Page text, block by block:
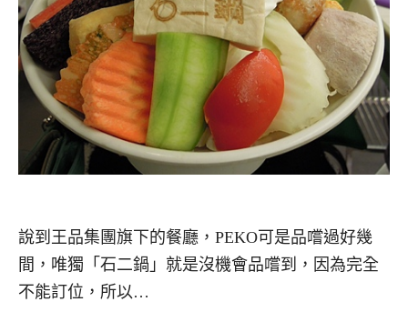
說到王品集團旗下的餐廳，PEKO可是品嚐過好幾
間，唯獨「石二鍋」就是沒機會品嚐到，因為完全
不能訂位，所以…